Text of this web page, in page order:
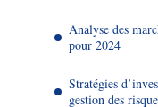
Analyse des
pour 2024
Stratégies
gestion des